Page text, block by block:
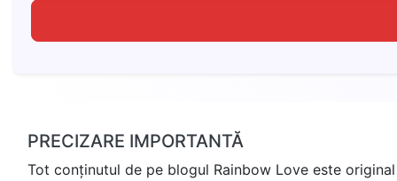
PRECIZARE IMPORTANTĂ
Tot conținutul de pe blogul Rainbow Love este